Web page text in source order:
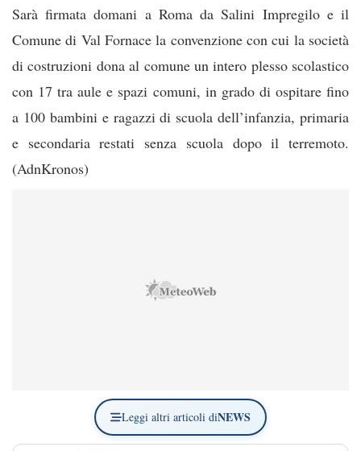
Sarà firmata domani a Roma da Salini Impregilo e il
Comune di Val Fornace la convenzione con cui la società
di costruzioni dona al comune un intero plesso scolastico
con 17 tra aule e spazi comuni, in grado di ospitare fino
a 100 bambini e ragazzi di scuola dell’infanzia, primaria
e secondaria restati senza scuola dopo il terremoto.
(AdnKronos)
Leggi altri articoli diNEWS